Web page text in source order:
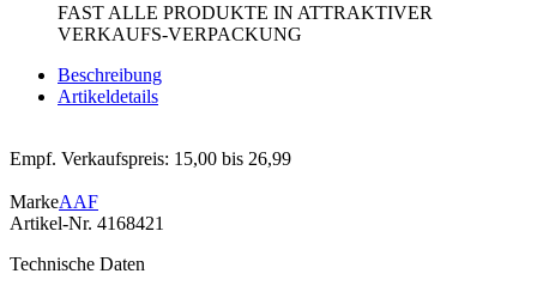
FAST ALLE PRODUKTE IN ATTRAKTIVER
VERKAUFS-VERPACKUNG
Beschreibung
Artikeldetails
Empf. Verkaufspreis: 15,00 bis 26,99
MarkeAAF
Artikel-Nr. 4168421
Technische Daten